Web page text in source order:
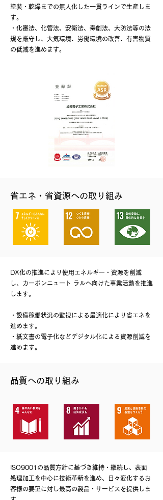
塗装・乾燥までの無人化した一貫ラインで生産しま
す。
・化審法、化管法、安衛法、毒劇法、大防法等の法
規を厳守し、大気環境、労働環境の改善、有害物質
の低減を進めます。
省エネ・省資源への取り組み
DX化の推進により使用エネルギー・資源を削減
し、カーボンニュート ラルへ向けた事業活動を推進
します。
・設備稼働状況の監視による最適化により省エネを
進めます。
・紙文書の電子化などデジタル化による資源削減を
進めます。
品質への取り組み
ISO9001の品質方針に基づき維持・継続し、表面
処理加工を中心に技術革新を進め、日々変化するお
客様の要望に対し最高の製品・サービスを提供しま